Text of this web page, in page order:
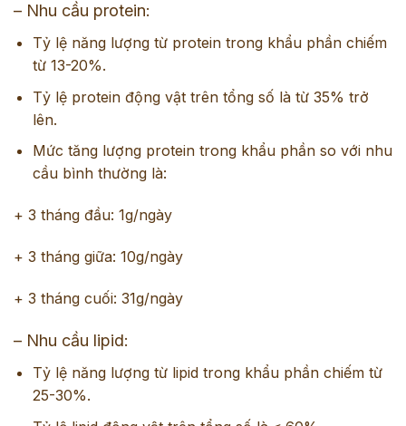
– Nhu cầu protein:
Tỷ lệ năng lượng từ protein trong khẩu phần chiếm
từ 13-20%.
Tỷ lệ protein động vật trên tổng số là từ 35% trở
lên.
Mức tăng lượng protein trong khẩu phần so với nhu
cầu bình thường là:
+ 3 tháng đầu: 1g/ngày
+ 3 tháng giữa: 10g/ngày
+ 3 tháng cuối: 31g/ngày
– Nhu cầu lipid:
Tỷ lệ năng lượng từ lipid trong khẩu phần chiếm từ
25-30%.